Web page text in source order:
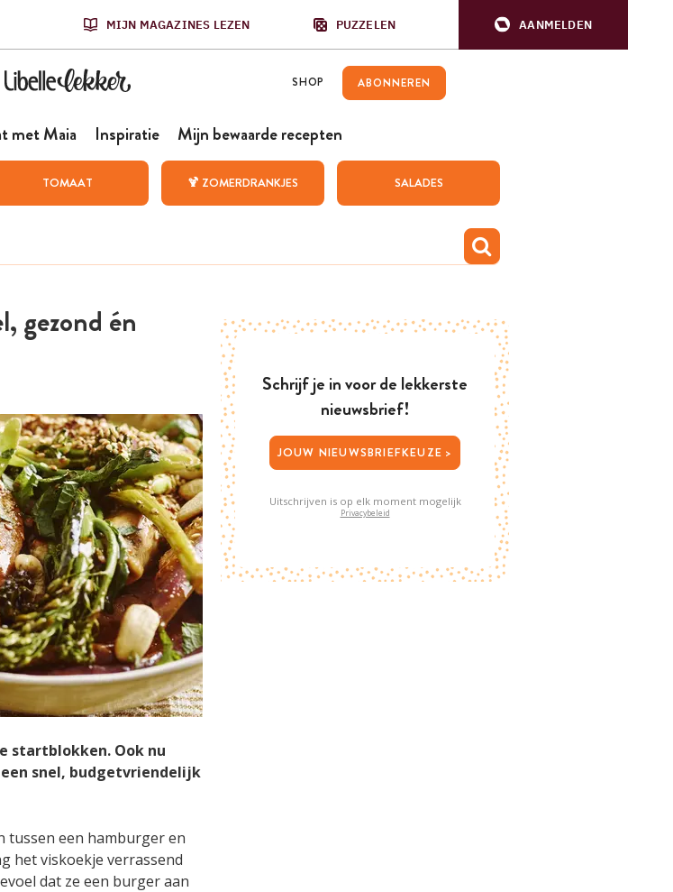
MIJN MAGAZINES LEZEN PUZZELEN AANMELDEN
SHOP ABONNEREN
met Maia Inspiratie Mijn bewaarde recepten
TOMAAT 🍹 ZOMERDRANKJES SALADES
gezond én
startblokken. Ook nu
snel, budgetvriendelijk
tussen een hamburger en
het viskoekje verrassend
dat ze een burger aan
Schrijf je in voor de lekkerste
nieuwsbrief!
JOUW NIEUWSBRIEFKEUZE >
Uitschrijven is op elk moment mogelijk
Privacybeleid